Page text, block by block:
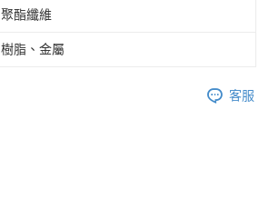
聚酯纖維
樹脂、金屬
客服